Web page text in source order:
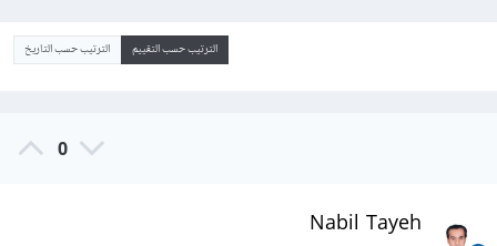
الترتيب حسب التقييم الترتيب حسب التاريخ
0
Nabil Tayeh